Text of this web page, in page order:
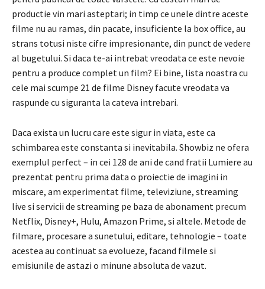
productie vin mari asteptari; in timp ce unele dintre aceste
filme nu au ramas, din pacate, insuficiente la box office, au
strans totusi niste cifre impresionante, din punct de vedere
al bugetului. Si daca te-ai intrebat vreodata ce este nevoie
pentru a produce complet un film? Ei bine, lista noastra cu
cele mai scumpe 21 de filme Disney facute vreodata va
raspunde cu siguranta la cateva intrebari.
Daca exista un lucru care este sigur in viata, este ca
schimbarea este constanta si inevitabila. Showbiz ne ofera
exemplul perfect – in cei 128 de ani de cand fratii Lumiere au
prezentat pentru prima data o proiectie de imagini in
miscare, am experimentat filme, televiziune, streaming
live si servicii de streaming pe baza de abonament precum
Netflix, Disney+, Hulu, Amazon Prime, si altele. Metode de
filmare, procesare a sunetului, editare, tehnologie – toate
acestea au continuat sa evolueze, facand filmele si
emisiunile de astazi o minune absoluta de vazut.